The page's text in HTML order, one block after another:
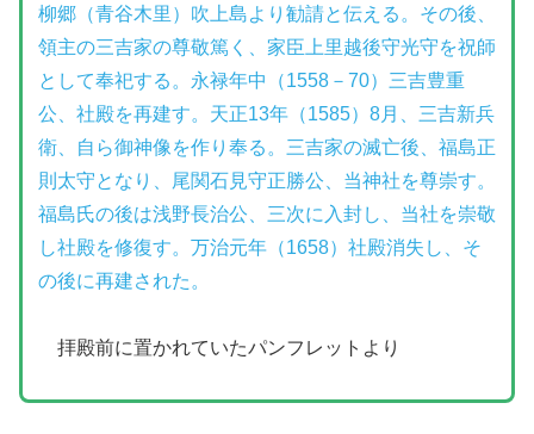
柳郷（青谷木里）吹上島より勧請と伝える。その後、
領主の三吉家の尊敬篤く、家臣上里越後守光守を祝師
として奉祀する。永禄年中（1558－70）三吉豊重
公、社殿を再建す。天正13年（1585）8月、三吉新兵
衛、自ら御神像を作り奉る。三吉家の滅亡後、福島正
則太守となり、尾関石見守正勝公、当神社を尊崇す。
福島氏の後は浅野長治公、三次に入封し、当社を崇敬
し社殿を修復す。万治元年（1658）社殿消失し、そ
の後に再建された。
拝殿前に置かれていたパンフレットより